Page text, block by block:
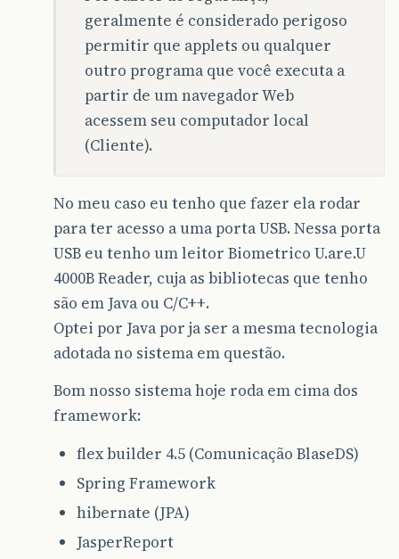
geralmente é considerado perigoso
permitir que applets ou qualquer
outro programa que você executa a
partir de um navegador Web
acessem seu computador local
(Cliente).
No meu caso eu tenho que fazer ela rodar
para ter acesso a uma porta USB. Nessa porta
USB eu tenho um leitor Biometrico U.are.U
4000B Reader, cuja as bibliotecas que tenho
são em Java ou C/C++.
Optei por Java por ja ser a mesma tecnologia
adotada no sistema em questão.
Bom nosso sistema hoje roda em cima dos
framework:
flex builder 4.5 (Comunicação BlaseDS)
Spring Framework
hibernate (JPA)
JasperReport